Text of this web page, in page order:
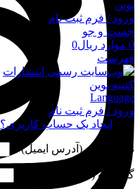
ورود / فرم ثبت نام
جست و جو
0 موارد ریال0
فهرست
Language
ورود / فرم ثبت نام
ورود
ایجاد یک حساب کاربری؟
نام کاربری (آدرس ایمیل)
گذرواژه (شماره موبایل)